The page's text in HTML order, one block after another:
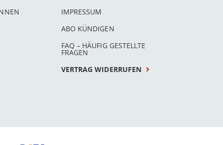
IMPRESSUM
ABO KÜNDIGEN
FAQ – HÄUFIG GESTELLTE
FRAGEN
VERTRAG WIDERRUFEN